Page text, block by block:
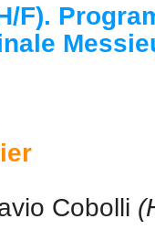
F).
Cobolli